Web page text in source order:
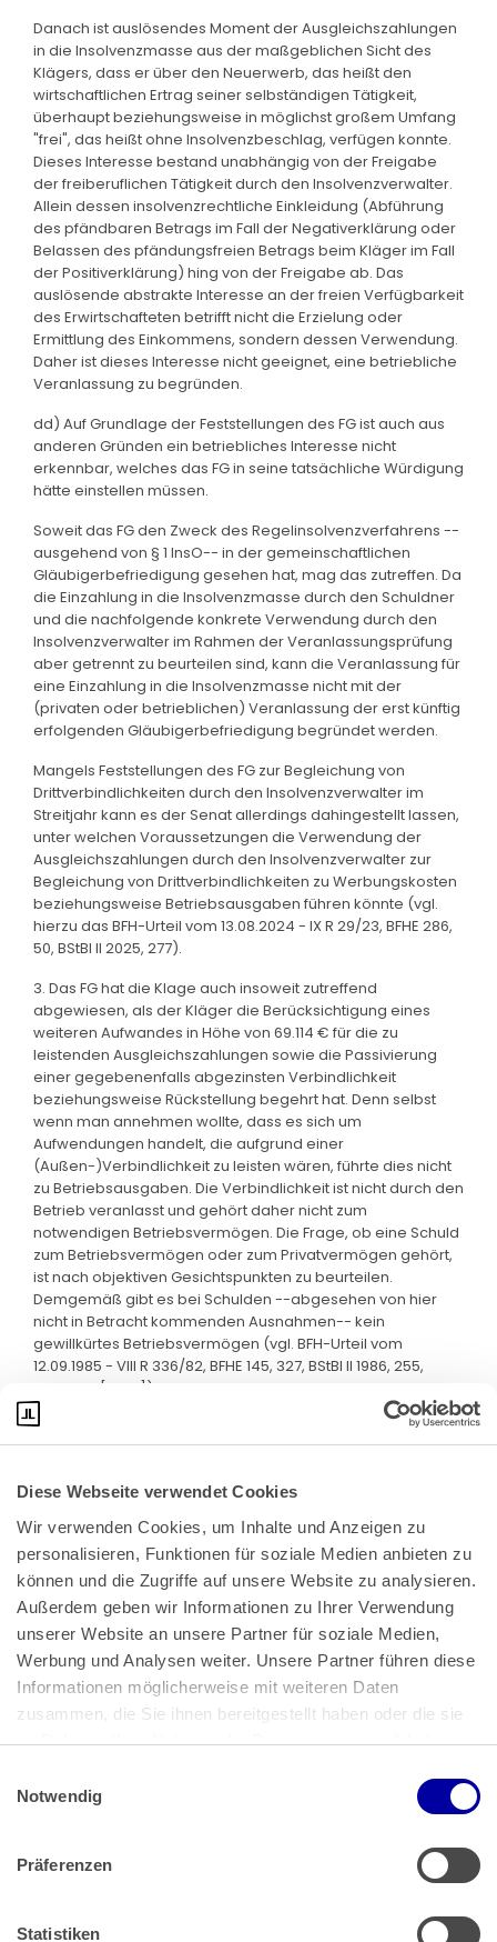
Diese Webseite verwendet Cookies
Wir verwenden Cookies, um Inhalte und Anzeigen zu
personalisieren, Funktionen für soziale Medien anbieten zu
können und die Zugriffe auf unsere Website zu analysieren.
Außerdem geben wir Informationen zu Ihrer Verwendung
unserer Website an unsere Partner für soziale Medien,
Werbung und Analysen weiter. Unsere Partner führen diese
Informationen möglicherweise mit weiteren Daten
zusammen, die Sie ihnen bereitgestellt haben oder die sie
im Rahmen Ihrer Nutzung der Dienste gesammelt haben.
Impressum
Notwendig
Präferenzen
Statistiken
Danach ist auslösendes Moment der Ausgleichszahlungen
in die Insolvenzmasse aus der maßgeblichen Sicht des
Klägers, dass er über den Neuerwerb, das heißt den
wirtschaftlichen Ertrag seiner selbständigen Tätigkeit,
überhaupt beziehungsweise in möglichst großem Umfang
"frei", das heißt ohne Insolvenzbeschlag, verfügen konnte.
Dieses Interesse bestand unabhängig von der Freigabe
der freiberuflichen Tätigkeit durch den Insolvenzverwalter.
Allein dessen insolvenzrechtliche Einkleidung (Abführung
des pfändbaren Betrags im Fall der Negativerklärung oder
Belassen des pfändungsfreien Betrags beim Kläger im Fall
der Positiverklärung) hing von der Freigabe ab. Das
auslösende abstrakte Interesse an der freien Verfügbarkeit
des Erwirtschafteten betrifft nicht die Erzielung oder
Ermittlung des Einkommens, sondern dessen Verwendung.
Daher ist dieses Interesse nicht geeignet, eine betriebliche
Veranlassung zu begründen.
dd) Auf Grundlage der Feststellungen des FG ist auch aus
anderen Gründen ein betriebliches Interesse nicht
erkennbar, welches das FG in seine tatsächliche Würdigung
hätte einstellen müssen.
Soweit das FG den Zweck des Regelinsolvenzverfahrens --
ausgehend von § 1 InsO-- in der gemeinschaftlichen
Gläubigerbefriedigung gesehen hat, mag das zutreffen. Da
die Einzahlung in die Insolvenzmasse durch den Schuldner
und die nachfolgende konkrete Verwendung durch den
Insolvenzverwalter im Rahmen der Veranlassungsprüfung
aber getrennt zu beurteilen sind, kann die Veranlassung für
eine Einzahlung in die Insolvenzmasse nicht mit der
(privaten oder betrieblichen) Veranlassung der erst künftig
erfolgenden Gläubigerbefriedigung begründet werden.
Mangels Feststellungen des FG zur Begleichung von
Drittverbindlichkeiten durch den Insolvenzverwalter im
Streitjahr kann es der Senat allerdings dahingestellt lassen,
unter welchen Voraussetzungen die Verwendung der
Ausgleichszahlungen durch den Insolvenzverwalter zur
Begleichung von Drittverbindlichkeiten zu Werbungskosten
beziehungsweise Betriebsausgaben führen könnte (vgl.
hierzu das BFH-Urteil vom 13.08.2024 - IX R 29/23, BFHE 286,
50, BStBl II 2025, 277).
3. Das FG hat die Klage auch insoweit zutreffend
abgewiesen, als der Kläger die Berücksichtigung eines
weiteren Aufwandes in Höhe von 69.114 € für die zu
leistenden Ausgleichszahlungen sowie die Passivierung
einer gegebenenfalls abgezinsten Verbindlichkeit
beziehungsweise Rückstellung begehrt hat. Denn selbst
wenn man annehmen wollte, dass es sich um
Aufwendungen handelt, die aufgrund einer
(Außen-)Verbindlichkeit zu leisten wären, führte dies nicht
zu Betriebsausgaben. Die Verbindlichkeit ist nicht durch den
Betrieb veranlasst und gehört daher nicht zum
notwendigen Betriebsvermögen. Die Frage, ob eine Schuld
zum Betriebsvermögen oder zum Privatvermögen gehört,
ist nach objektiven Gesichtspunkten zu beurteilen.
Demgemäß gibt es bei Schulden --abgesehen von hier
nicht in Betracht kommenden Ausnahmen-- kein
gewillkürtes Betriebsvermögen (vgl. BFH-Urteil vom
12.09.1985 - VIII R 336/82, BFHE 145, 327, BStBl II 1986, 255,
unter 2.a [Rz 21]).
Bundeskanzlerplatz 2
53113 Bonn
Pressemitteilungen|AGB
Impressum|Datenschutz
Muster Widerrufsformular (PDF)